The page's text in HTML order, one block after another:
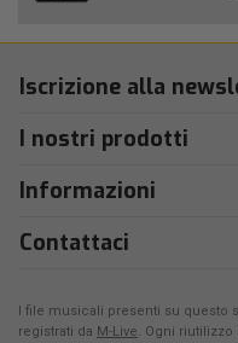
Iscrizione alla
I nostri prodotti
Informazioni
Contattaci
I file musicali presenti su questo
registrati da M-Live. Ogni